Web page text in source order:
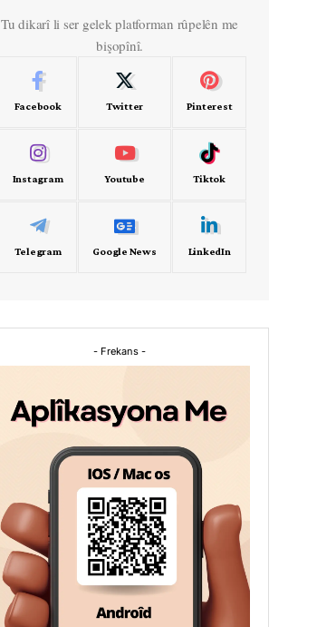
Tu dikarî li ser gelek platforman rûpelên me
bişopînî.
Facebook Twitter Pinterest
Instagram Youtube Tiktok
Telegram Google News LinkedIn
- Frekans -